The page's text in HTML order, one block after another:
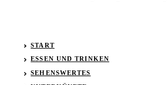
START
ESSEN UND TRINKEN
SEHENSWERTES